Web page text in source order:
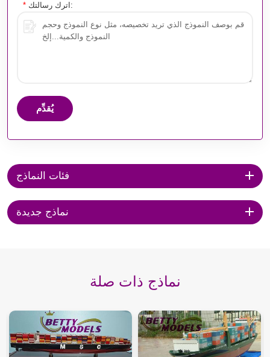
* اترك رسالتك:
يُقدِّم
فئات النماذج
نماذج جديدة
نماذج ذات صلة